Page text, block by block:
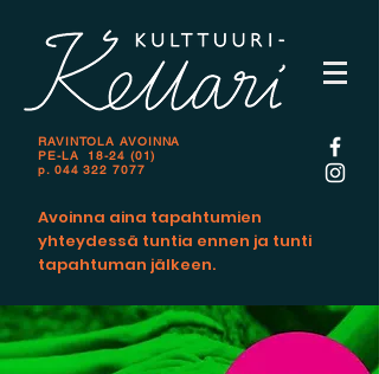
RAVINTOLA AVOINNA
PE-LA 18-24 (01)
p. 044 322 7077
Avoinna aina tapahtumien
yhteydessä tuntia ennen ja tunti
tapahtuman jälkeen.